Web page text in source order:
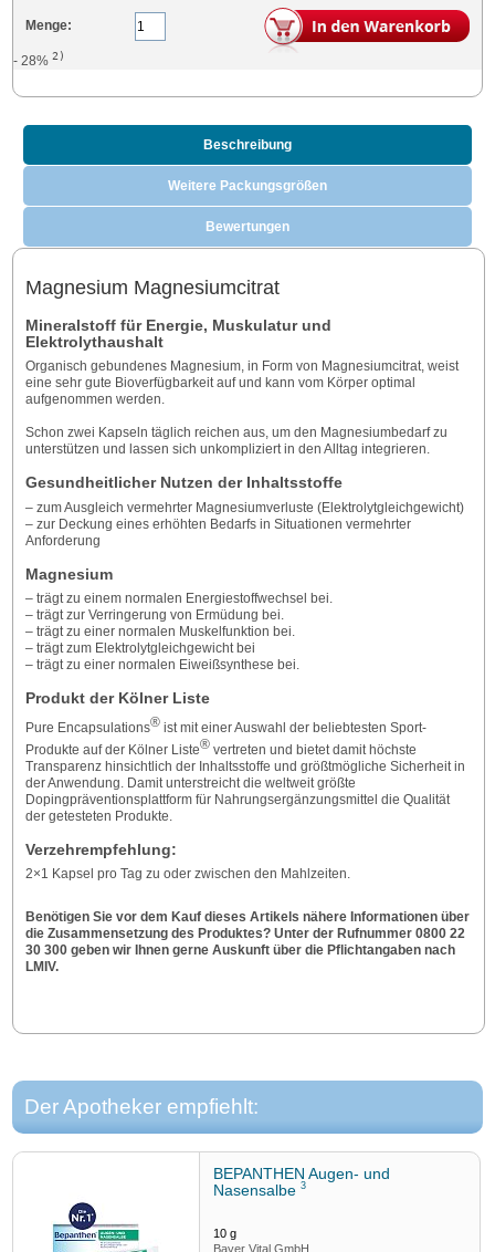
Menge:
- 28%2)
Beschreibung
Weitere Packungsgrößen
Bewertungen
Magnesium Magnesiumcitrat
Mineralstoff für Energie, Muskulatur und
Elektrolythaushalt
Organisch gebundenes Magnesium, in Form von Magnesium­citrat, weist
eine sehr gute Bioverfügbarkeit auf und kann vom Körper optimal
aufgenommen werden.
Schon zwei Kapseln täglich reichen aus, um den Magnesiumbedarf zu
unterstützen und lassen sich unkompliziert in den Alltag integrieren.
Gesundheitlicher Nutzen der Inhaltsstoffe
– zum Ausgleich vermehrter Magnesiumverluste (Elektrolytgleichgewicht)
– zur Deckung eines erhöhten Bedarfs in Situationen vermehrter
Anforderung
Magnesium
– trägt zu einem normalen Energiestoffwechsel bei.
– trägt zur Verringerung von Ermüdung bei.
– trägt zu einer normalen Muskelfunktion bei.
– trägt zum Elektrolytgleichgewicht bei
– trägt zu einer normalen Eiweißsynthese bei.
Produkt der Kölner Liste
Pure Encapsulations®ist mit einer Auswahl der beliebtesten Sport-
Produkte auf der Kölner Liste®vertreten und bietet damit höchste
Transparenz hinsichtlich der Inhaltsstoffe und größtmögliche Sicherheit in
der Anwendung. Damit unterstreicht die weltweit größte
Dopingpräventionsplattform für Nahrungsergänzungsmittel die Qualität
der getesteten Produkte.
Verzehrempfehlung:
2×1 Kapsel pro Tag zu oder zwischen den Mahlzeiten.
Benötigen Sie vor dem Kauf dieses Artikels nähere Informationen über
die Zusammensetzung des Produktes? Unter der Rufnummer 0800 22
30 300 geben wir Ihnen gerne Auskunft über die Pflichtangaben nach
LMIV.
Der Apotheker empfiehlt:
BEPANTHEN Augen- und
Nasensalbe3
10g
Bayer Vital GmbH